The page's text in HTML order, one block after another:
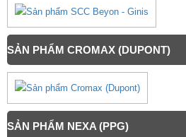
SẢN PHẨM CROMAX (DUPONT)
SẢN PHẨM NEXA (PPG)